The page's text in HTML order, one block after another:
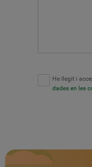
He llegit i
dades en les